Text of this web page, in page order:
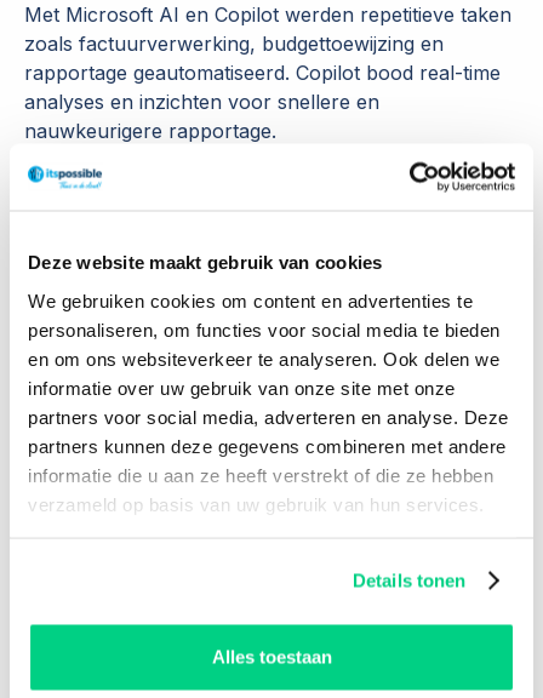
Deze website maakt gebruik van cookies
We gebruiken cookies om content en advertenties te
personaliseren, om functies voor social media te bieden
en om ons websiteverkeer te analyseren. Ook delen we
informatie over uw gebruik van onze site met onze
partners voor social media, adverteren en analyse. Deze
partners kunnen deze gegevens combineren met andere
informatie die u aan ze heeft verstrekt of die ze hebben
verzameld op basis van uw gebruik van hun services.
Details tonen
Alles toestaan
Met Microsoft AI en Copilot werden repetitieve taken
zoals factuurverwerking, budgettoewijzing en
rapportage geautomatiseerd. Copilot bood real-time
analyses en inzichten voor snellere en
nauwkeurigere rapportage.
Eindresultaat:
werkdruk. De financiële afdeling kan zich richten op
strategische taken, wat de productiviteit verbetert.
Lees meer over onze samenwerking metBouwmaat
Nederland. Samen sparren? Wij zijn specialist in
Microsoft 365.